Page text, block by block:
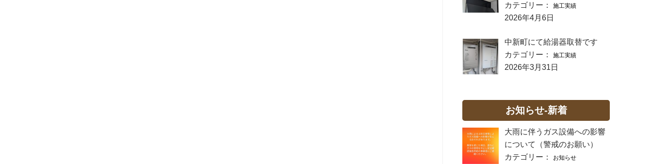
カテゴリー：
施工実績
2026年4月6日
中新町にて給湯器取替です
カテゴリー：
施工実績
2026年3月31日
お知らせ-新着
大雨に伴うガス設備への影響
について（警戒のお願い）
カテゴリー：
お知らせ